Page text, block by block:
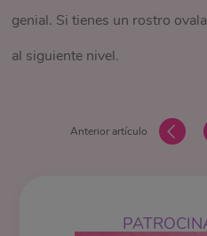
genial. Si tienes un rostro
al siguiente nivel.
Anterior artículo